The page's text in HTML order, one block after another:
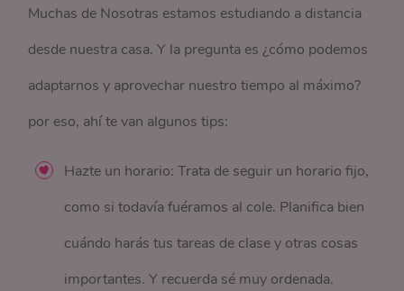
Muchas de Nosotras estamos estudiando a distancia
desde nuestra casa. Y la pregunta es ¿cómo podemos
adaptarnos y aprovechar nuestro tiempo al máximo?
por eso, ahí te van algunos tips:
Hazte un horario: Trata de seguir un horario fijo,
como si todavía fuéramos al cole. Planifica bien
cuándo harás tus tareas de clase y otras cosas
importantes. Y recuerda sé muy ordenada.